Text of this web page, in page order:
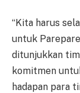
“Kita harus
untuk
ditunjukkan
komitmen
hadapan para